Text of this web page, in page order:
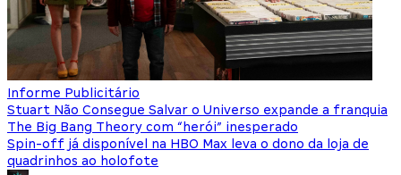
Informe Publicitário
Stuart Não Consegue Salvar o Universo expande a franquia
The Big Bang Theory com “herói” inesperado
Spin-off já disponível na HBO Max leva o dono da loja de
quadrinhos ao holofote